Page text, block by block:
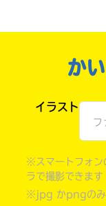
か
イラスト
フ
※スマートフォン
ラで撮影できます
※jpg かpngのみ